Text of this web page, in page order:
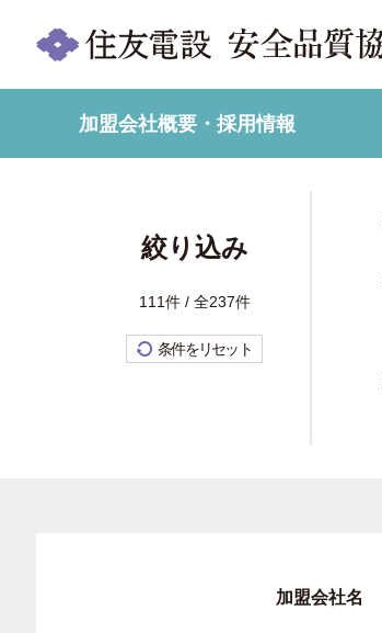
加盟会社概要・採用情報
絞り込み
111件 / 全237件
条件をリセット
加盟会社名